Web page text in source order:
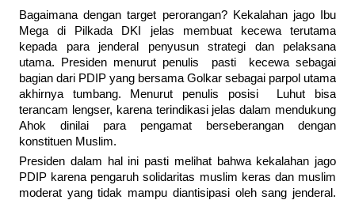
Bagaimana dengan target perorangan? Kekalahan jago Ibu
Mega di Pilkada DKI jelas membuat kecewa terutama
kepada para jenderal penyusun strategi dan pelaksana
utama. Presiden menurut penulis pasti kecewa sebagai
bagian dari PDIP yang bersama Golkar sebagai parpol utama
akhirnya tumbang. Menurut penulis posisi Luhut bisa
terancam lengser, karena terindikasi jelas dalam mendukung
Ahok dinilai para pengamat berseberangan dengan
konstituen Muslim.
Presiden dalam hal ini pasti melihat bahwa kekalahan jago
PDIP karena pengaruh solidaritas muslim keras dan muslim
moderat yang tidak mampu diantisipasi oleh sang jenderal.